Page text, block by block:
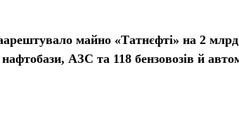
майно «Татнєфті» на 2
АЗС та 118 бензовозів й